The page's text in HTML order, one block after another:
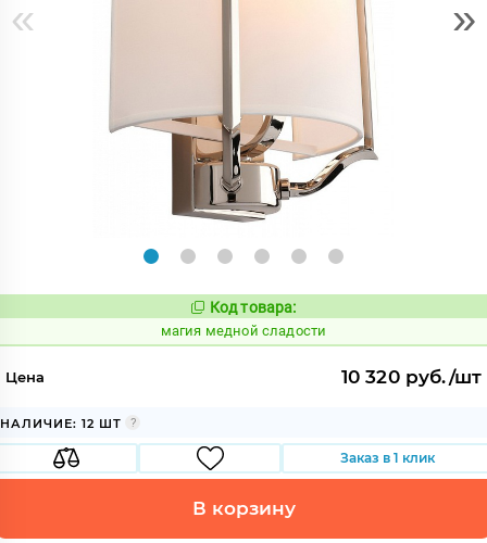
« »
Код:
913095
Код товара:
магия медной сладости
Цена 10 320 руб./шт
НАЛИЧИЕ: 12 ШТ
Заказ в 1 клик
В корзину